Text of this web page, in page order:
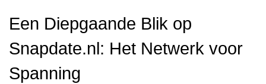
Een Diepgaande Blik op
Snapdate.nl: Het Netwerk voor
Spanning